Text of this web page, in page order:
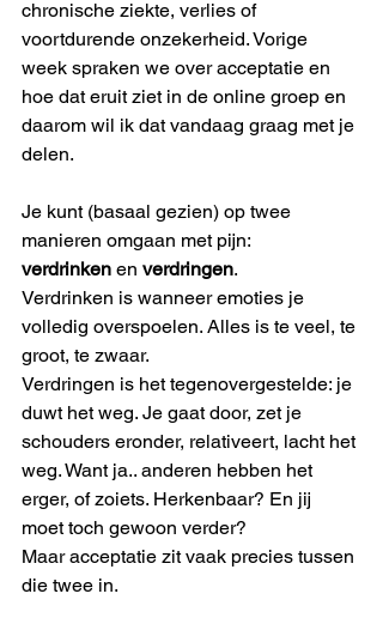
chronische ziekte, verlies of
voortdurende onzekerheid. Vorige
week spraken we over acceptatie en
hoe dat eruit ziet in de online groep en
daarom wil ik dat vandaag graag met je
delen.
Je kunt (basaal gezien) op twee
manieren omgaan met pijn:
verdrinken en verdringen.
Verdrinken is wanneer emoties je
volledig overspoelen. Alles is te veel, te
groot, te zwaar.
Verdringen is het tegenovergestelde: je
duwt het weg. Je gaat door, zet je
schouders eronder, relativeert, lacht het
weg. Want ja.. anderen hebben het
erger, of zoiets. Herkenbaar? En jij
moet toch gewoon verder?
Maar acceptatie zit vaak precies tussen
die twee in.